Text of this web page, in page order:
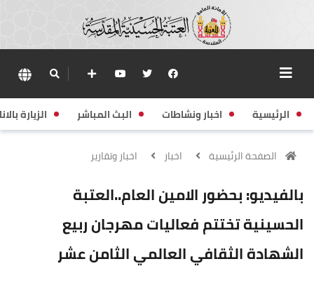
الرئيسية اخبار ونشاطات البث المباشر الزيارة
الصفحة الرئيسية اخبار اخبار وتقارير
بالفيديو: بحضور الامين العام..العتبة
الحسينية تختتم فعاليات مهرجان ربيع
الشهادة الثقافي العالمي الثامن عشر